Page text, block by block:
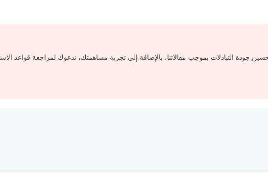
جودة التبادلات بموجب مقالاتنا، بالإضافة إلى تجربة مساهمتك، ندعوك لمراجعة قواعد